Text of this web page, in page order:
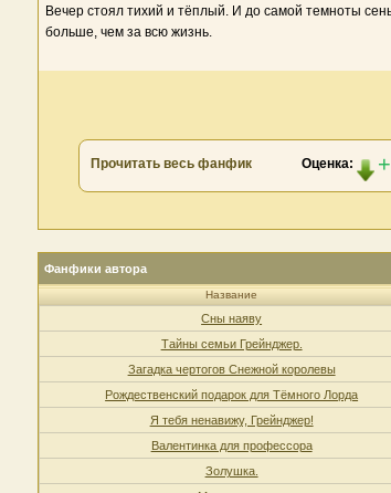
Вечер стоял тихий и тёплый. И до самой темноты
больше, чем за всю жизнь.
Прочитать весь фанфик Оценка:
Фанфики автора
Название
Сны наяву
Тайны семьи Грейнджер.
Загадка чертогов Снежной королевы
Рождественский подарок для Тёмного Лорда
Я тебя ненавижу, Грейнджер!
Валентинка для профессора
Золушка.